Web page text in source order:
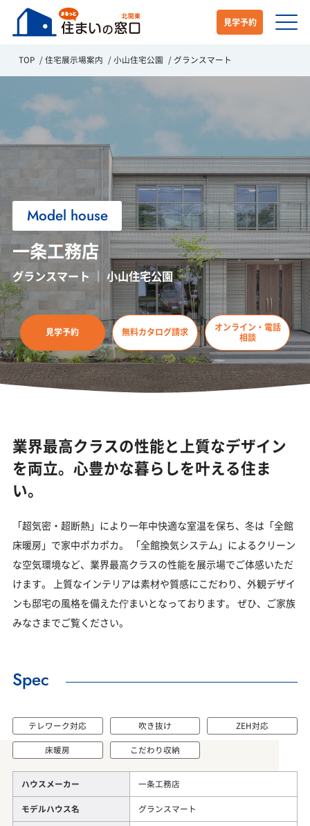
見学予約
TOP 住宅展示場案内 小山住宅公園 グランスマート
Model house
一条工務店
グランスマート ｜ 小山住宅公園
見学予約 無料カタログ請求
オンライン・電話
相談
業界最高クラスの性能と上質なデザイン
を両立。心豊かな暮らしを叶える住ま
い。
「超気密・超断熱」により一年中快適な室温を保ち、冬は「全館
床暖房」で家中ポカポカ。 「全館換気システム」によるクリーン
な空気環境など、業界最高クラスの性能を展示場でご体感いただ
けます。 上質なインテリアは素材や質感にこだわり、外観デザイ
ンも邸宅の風格を備えた佇まいとなっております。 ぜひ、ご家族
みなさまでご覧ください。
Spec
テレワーク対応 吹き抜け
ZEH対応
床暖房
こだわり収納
ハウスメーカー
一条工務店
モデルハウス名
グランスマート